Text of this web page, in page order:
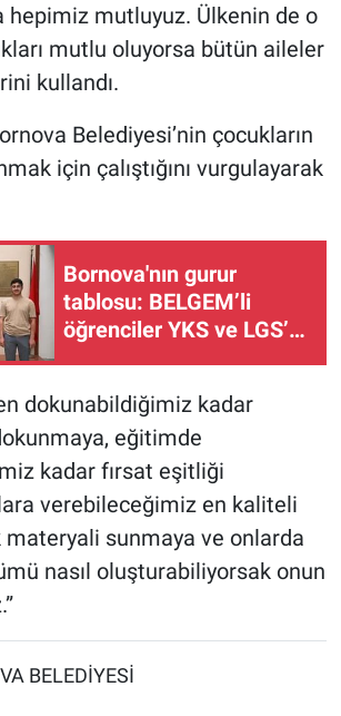
hepimiz mutluyuz. Ülkenin de o
mutlu oluyorsa bütün aileler
kullandı.
Belediyesi’nin çocukların
için çalıştığını vurgulayarak
Bornova'nın gurur
tablosu: BELGEM’li
öğrenciler YKS ve LGS’de
dokunabildiğimiz kadar
eğitimde
kadar fırsat eşitliği
verebileceğimiz en kaliteli
sunmaya ve onlarda
nasıl oluşturabiliyorsak onun
BELEDİYESİ